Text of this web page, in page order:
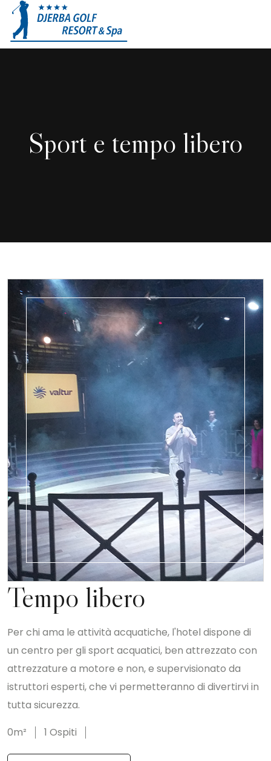
Sport e tempo libero
Tempo libero
Per chi ama le attività acquatiche, l'hotel dispone di
un centro per gli sport acquatici, ben attrezzato con
attrezzature a motore e non, e supervisionato da
istruttori esperti, che vi permetteranno di divertirvi in
tutta sicurezza.
0m²
1 Ospiti